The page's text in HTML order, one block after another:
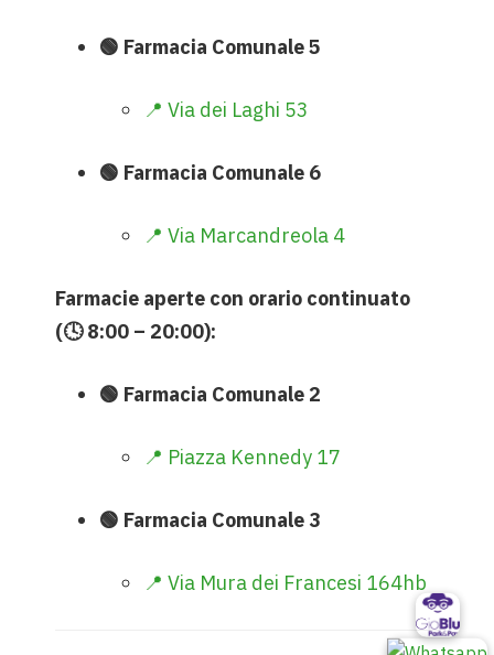
🟢 Farmacia Comunale 5
📍 Via dei Laghi 53
🟢 Farmacia Comunale 6
📍 Via Marcandreola 4
Farmacie aperte con orario continuato
(🕓 8:00 – 20:00):
🟢 Farmacia Comunale 2
📍 Piazza Kennedy 17
🟢 Farmacia Comunale 3
📍 Via Mura dei Francesi 164hb